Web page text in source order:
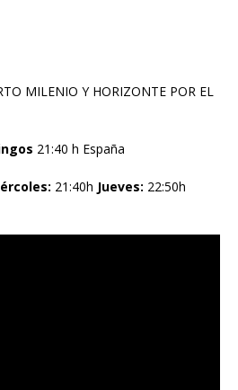
MILENIO Y HORIZONTE POR EL
21:40 h España
21:40h Jueves: 22:50h